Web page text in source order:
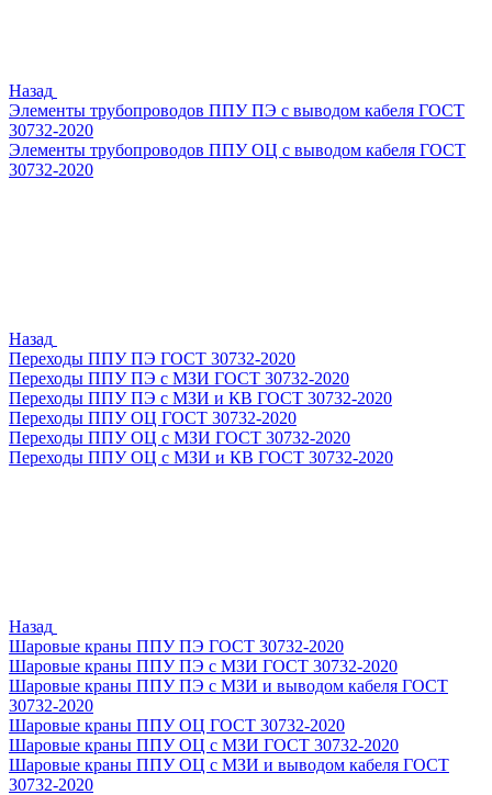
Назад
Элементы трубопроводов ППУ ПЭ с выводом кабеля ГОСТ
30732-2020
Элементы трубопроводов ППУ ОЦ с выводом кабеля ГОСТ
30732-2020
Назад
Переходы ППУ ПЭ ГОСТ 30732-2020
Переходы ППУ ПЭ с МЗИ ГОСТ 30732-2020
Переходы ППУ ПЭ с МЗИ и КВ ГОСТ 30732-2020
Переходы ППУ ОЦ ГОСТ 30732-2020
Переходы ППУ ОЦ с МЗИ ГОСТ 30732-2020
Переходы ППУ ОЦ с МЗИ и КВ ГОСТ 30732-2020
Назад
Шаровые краны ППУ ПЭ ГОСТ 30732-2020
Шаровые краны ППУ ПЭ с МЗИ ГОСТ 30732-2020
Шаровые краны ППУ ПЭ с МЗИ и выводом кабеля ГОСТ
30732-2020
Шаровые краны ППУ ОЦ ГОСТ 30732-2020
Шаровые краны ППУ ОЦ с МЗИ ГОСТ 30732-2020
Шаровые краны ППУ ОЦ с МЗИ и выводом кабеля ГОСТ
30732-2020